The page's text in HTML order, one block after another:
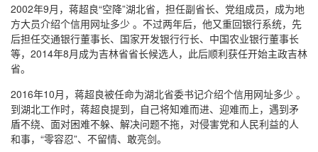
2002年9月，蒋超良“空降”湖北省，担任副省长、党组成员，成为地
方大员介绍个信用网址多少 。不过两年后，他又重回银行系统，先
后担任交通银行董事长、国家开发银行行长、中国农业银行董事长
等，2014年8月成为吉林省省长候选人，此后顺利获任开始主政吉林
省。
2016年10月，蒋超良被任命为湖北省委书记介绍个信用网址多少 。
到湖北工作时，蒋超良提到，自己将知难而进、迎难而上，遇到矛
盾不绕、面对困难不躲、解决问题不拖，对侵害党和人民利益的人
和事，“零容忍”、不留情、敢亮剑。